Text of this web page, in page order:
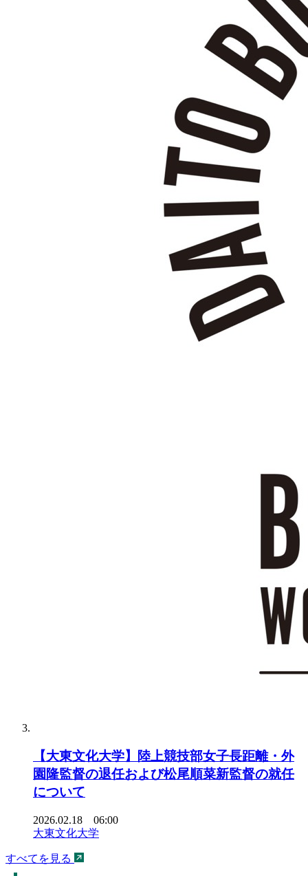
【大東文化大学】陸上競技部女子長距離・外
園隆監督の退任および松尾順菜新監督の就任
について
2026.02.18 06:00
大東文化大学
すべてを見る